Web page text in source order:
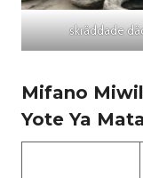
skräddade
Mifano
Yote Ya